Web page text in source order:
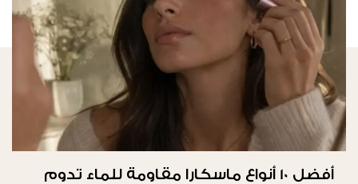
أفضل 10 أنواع ماسكارا مقاومة للماء تدوم